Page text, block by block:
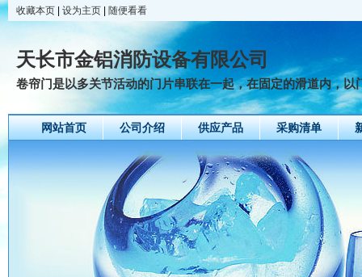
收藏本页 设为主页 随便看看
天长市金铝消防设备有限公司
卷帘门是以多关节活动的门片串联在一起，在固定的滑道内，以
网站首页 公司介绍 供应产品 采购清单